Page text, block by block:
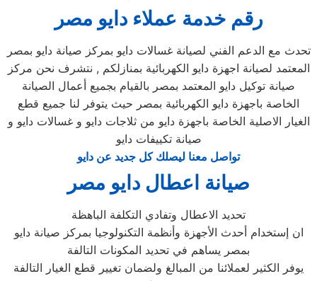
رقم خدمة عملاء دايو مصر
تحدث مع الدعم الفني لصيانة غسالات دايو بمركز صيانة دايو بمصر
المعتمد لصيانة اجهزة دايو الكهربائية بمنازلكم , نتشرف نحن مركز
صيانة توكيل دايو المعتمد بمصر بالقيام بجميع أعمال الصيانة
الخاصة باجهزة دايو الكهربائية بمصر حيث يتوفر لنا جميع قطع
الغيار الاصلية الخاصة باجهزة دايو من ثلاجات دايو و غسالات دايو و
صيانة تكييفات دايو
تواصل معنا ليصلك كل جديد عن دايو
صيانة اعطال دايو مصر
تحديد الاعطال وتفادي التكلفة الباهظة
ان إستخدام أحدث الأجهزة وأنظمة التكنولوجيا بمركز صيانة دايو
بمصر يساهم في تحديد المكونات التالفة
يوفر الكثير لعملائنا من المبالغ ولضمان تغيير قطع الغيار التالفة